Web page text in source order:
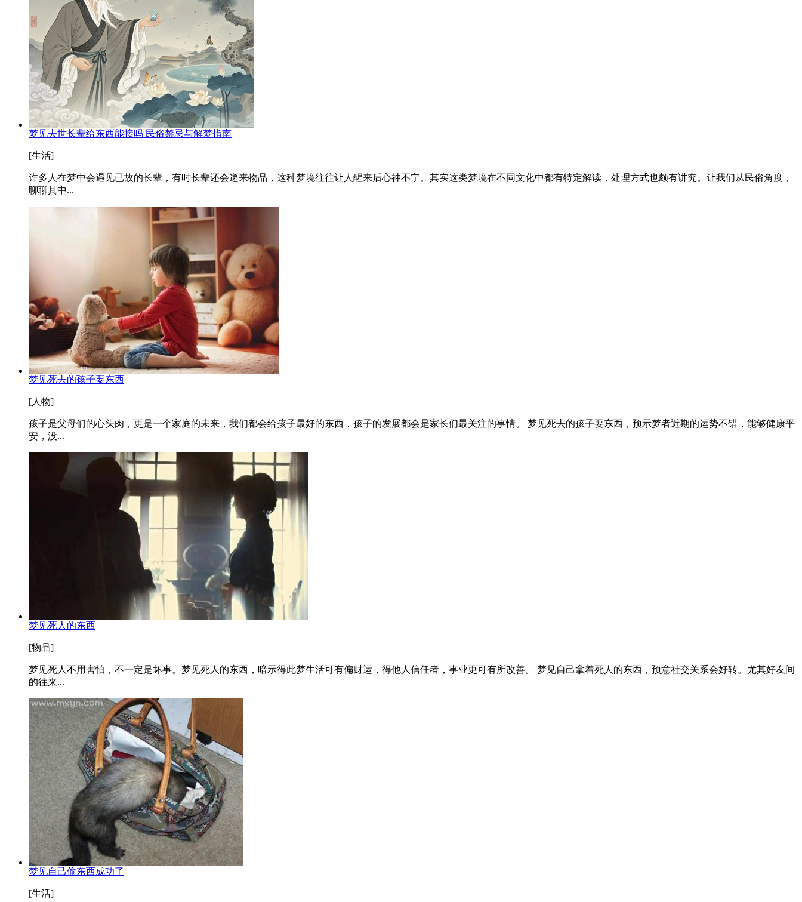
梦见去世长辈给东西能接吗 民俗禁忌与解梦指南
[生活]
许多人在梦中会遇见已故的长辈，有时长辈还会递来物品，这种梦境往往让人醒来后心神不宁。其实这类梦境在不同文化中都有特定解读，处理方式也颇有讲究。让我们从民俗角度，
聊聊其中...
梦见死去的孩子要东西
[人物]
孩子是父母们的心头肉，更是一个家庭的未来，我们都会给孩子最好的东西，孩子的发展都会是家长们最关注的事情。 梦见死去的孩子要东西，预示梦者近期的运势不错，能够健康平
安，没...
梦见死人的东西
[物品]
梦见死人不用害怕，不一定是坏事。梦见死人的东西，暗示得此梦生活可有偏财运，得他人信任者，事业更可有所改善。 梦见自己拿着死人的东西，预意社交关系会好转。尤其好友间
的往来...
梦见自己偷东西成功了
[生活]